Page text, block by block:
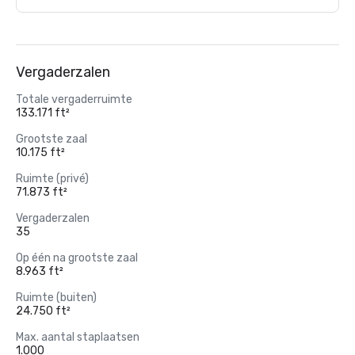
Vergaderzalen
Totale vergaderruimte
133.171 ft²
Grootste zaal
10.175 ft²
Ruimte (privé)
71.873 ft²
Vergaderzalen
35
Op één na grootste zaal
8.963 ft²
Ruimte (buiten)
24.750 ft²
Max. aantal staplaatsen
1.000